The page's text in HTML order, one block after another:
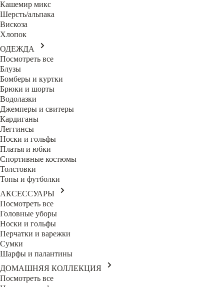
Кашемир микс
Шерсть/альпака
Вискоза
Хлопок
ОДЕЖДА
Посмотреть все
Блузы
Бомберы и куртки
Брюки и шорты
Водолазки
Джемперы и свитеры
Кардиганы
Леггинсы
Носки и гольфы
Платья и юбки
Спортивные костюмы
Толстовки
Топы и футболки
АКСЕССУАРЫ
Посмотреть все
Головные уборы
Носки и гольфы
Перчатки и варежки
Сумки
Шарфы и палантины
ДОМАШНЯЯ КОЛЛЕКЦИЯ
Посмотреть все